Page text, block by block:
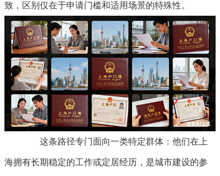
致，区别仅在于申请门槛和适用场景的特殊性。
这条路径专门面向一类特定群体：他们在上
海拥有长期稳定的工作或定居经历，是城市建设的参